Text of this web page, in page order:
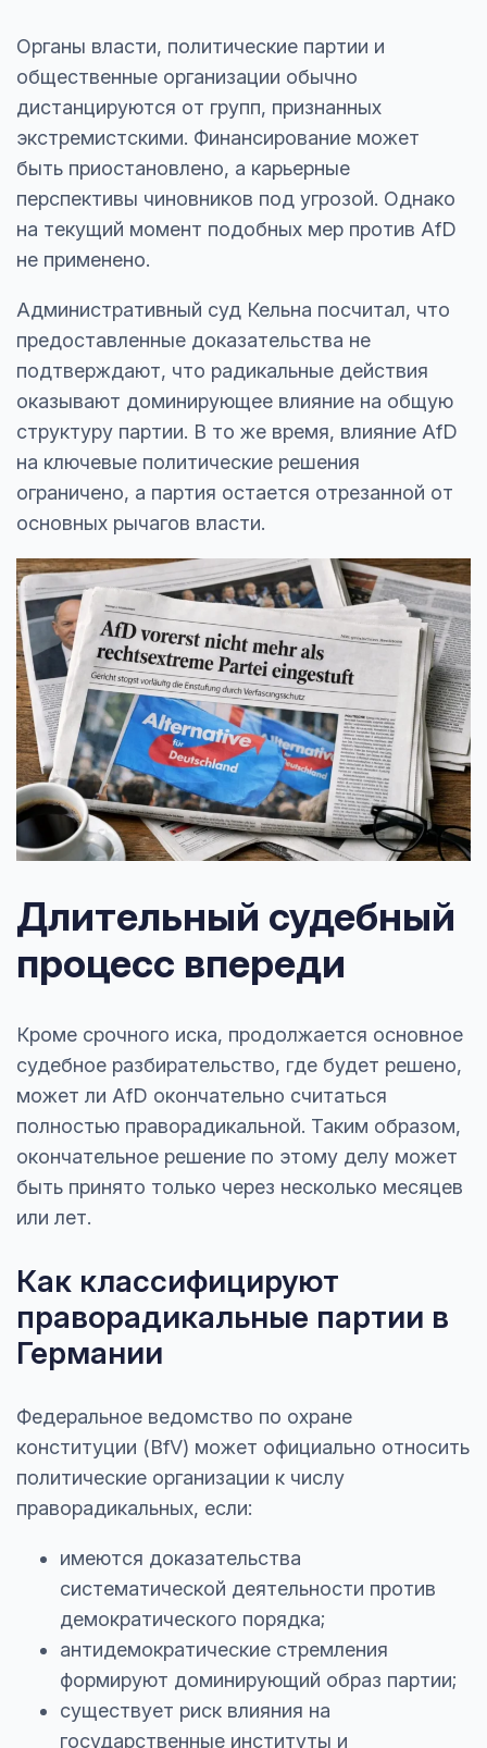
Органы власти, политические партии и
общественные организации обычно
дистанцируются от групп, признанных
экстремистскими. Финансирование может
быть приостановлено, а карьерные
перспективы чиновников под угрозой. Однако
на текущий момент подобных мер против AfD
не применено.
Административный суд Кельна посчитал, что
предоставленные доказательства не
подтверждают, что радикальные действия
оказывают доминирующее влияние на общую
структуру партии. В то же время, влияние AfD
на ключевые политические решения
ограничено, а партия остается отрезанной от
основных рычагов власти.
Длительный судебный
процесс впереди
Кроме срочного иска, продолжается основное
судебное разбирательство, где будет решено,
может ли AfD окончательно считаться
полностью праворадикальной. Таким образом,
окончательное решение по этому делу может
быть принято только через несколько месяцев
или лет.
Как классифицируют
праворадикальные партии в
Германии
Федеральное ведомство по охране
конституции (BfV) может официально относить
политические организации к числу
праворадикальных, если:
имеются доказательства
систематической деятельности против
демократического порядка;
антидемократические стремления
формируют доминирующий образ партии;
существует риск влияния на
государственные институты и